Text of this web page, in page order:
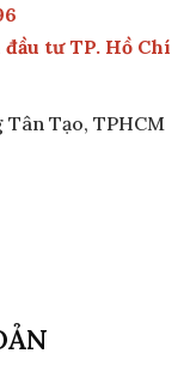
tư TP. Hồ Chí
Tạo, TPHCM